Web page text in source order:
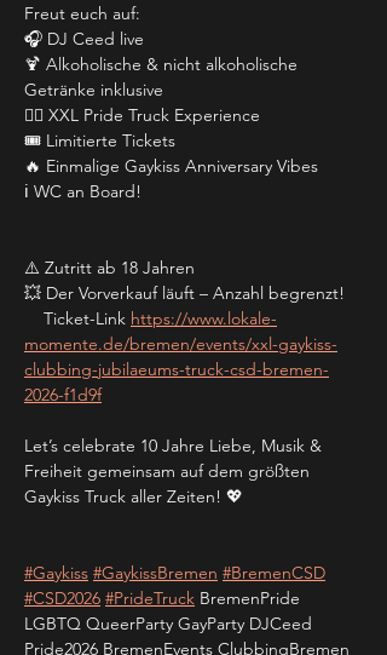
Freut euch auf:
🎧 DJ Ceed live
🍹 Alkoholische & nicht alkoholische
Getränke inklusive
🏳️‍🌈 XXL Pride Truck Experience
🎟️ Limitierte Tickets
🔥 Einmalige Gaykiss Anniversary Vibes
ℹ️ WC an Board!
⚠️ Zutritt ab 18 Jahren
💥 Der Vorverkauf läuft – Anzahl begrenzt!
    Ticket-Link
https://www.lokale-
momente.de/bremen/events/xxl-gaykiss-
clubbing-jubilaeums-truck-csd-bremen-
2026-f1d9f
Let’s celebrate 10 Jahre Liebe, Musik &
Freiheit gemeinsam auf dem größten
Gaykiss Truck aller Zeiten! 💖
#Gaykiss #GaykissBremen #BremenCSD
#CSD2026 #PrideTruck BremenPride
LGBTQ QueerParty GayParty DJCeed
Pride2026 BremenEvents ClubbingBremen